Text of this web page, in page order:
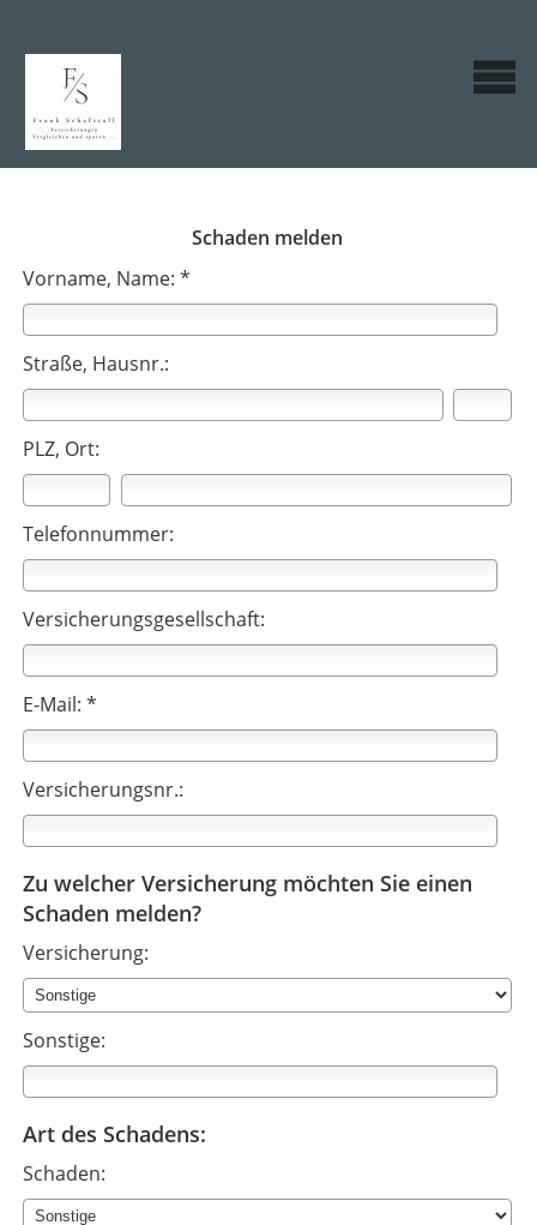
Schaden melden
Vorname, Name: *
Straße, Hausnr.:
PLZ, Ort:
Telefonnummer:
Versicherungsgesellschaft:
E-Mail: *
Versicherungsnr.:
Zu welcher Versicherung möchten Sie einen
Schaden melden?
Versicherung:
Sonstige:
Art des Schadens:
Schaden: